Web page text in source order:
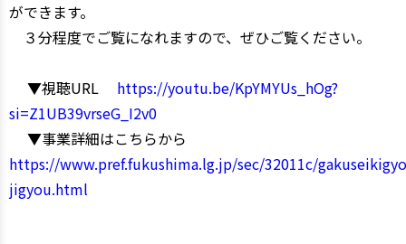
ができます。
３分程度でご覧になれますので、ぜひご覧ください。
▼視聴URL https://youtu.be/KpYMYUs_hOg?
si=Z1UB39vrseG_I2v0
▼事業詳細はこちらから
https://www.pref.fukushima.lg.jp/sec/32011c/
jigyou.html